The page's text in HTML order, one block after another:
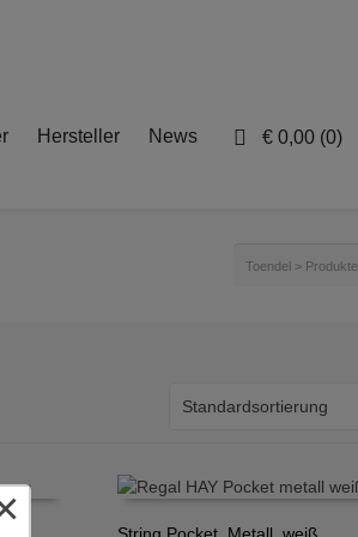
€ 0,00 (0)
Hersteller News
Toendel > Produkte